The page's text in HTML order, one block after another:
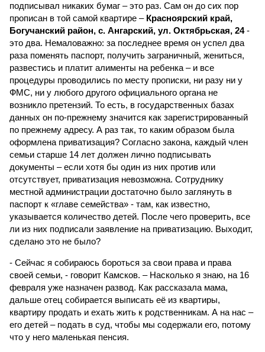
подписывал никаких бумаг – это раз. Сам он до сих пор
прописан в той самой квартире – Красноярский край,
Богучанский район, с. Ангарский, ул. Октябрьская, 24-
это два. Немаловажно: за последнее время он успел два
раза поменять паспорт, получить заграничный, жениться,
развестись и платит алименты на ребенка – и все
процедуры проводились по месту прописки, ни разу ни у
ФМС, ни у любого другого официального органа не
возникло претензий. То есть, в государственных базах
данных он по-прежнему значится как зарегистрированный
по прежнему адресу. А раз так, то каким образом была
оформлена приватизация? Согласно закона, каждый член
семьи старше 14 лет должен лично подписывать
документы – если хотя бы один из них против или
отсутствует, приватизация невозможна. Сотруднику
местной администрации достаточно было заглянуть в
паспорт к «главе семейства» - там, как известно,
указывается количество детей. После чего проверить, все
ли из них подписали заявление на приватизацию. Выходит,
сделано это не было?
- Сейчас я собираюсь бороться за свои права и права
своей семьи, - говорит Камсков. – Насколько я знаю, на 16
февраля уже назначен развод. Как рассказала мама,
дальше отец собирается выписать её из квартиры,
квартиру продать и ехать жить к родственникам. А на нас –
его детей – подать в суд, чтобы мы содержали его, потому
что у него маленькая пенсия.